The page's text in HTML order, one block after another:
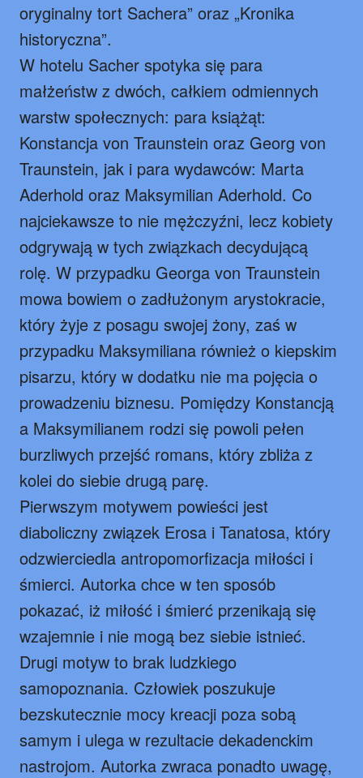
oryginalny tort Sachera” oraz „Kronika
historyczna”.
W hotelu Sacher spotyka się para
małżeństw z dwóch, całkiem odmiennych
warstw społecznych: para książąt:
Konstancja von Traunstein oraz Georg von
Traunstein, jak i para wydawców: Marta
Aderhold oraz Maksymilian Aderhold. Co
najciekawsze to nie mężczyźni, lecz kobiety
odgrywają w tych związkach decydującą
rolę. W przypadku Georga von Traunstein
mowa bowiem o zadłużonym arystokracie,
który żyje z posagu swojej żony, zaś w
przypadku Maksymiliana również o kiepskim
pisarzu, który w dodatku nie ma pojęcia o
prowadzeniu biznesu. Pomiędzy Konstancją
a Maksymilianem rodzi się powoli pełen
burzliwych przejść romans, który zbliża z
kolei do siebie drugą parę.
Pierwszym motywem powieści jest
diaboliczny związek Erosa i Tanatosa, który
odzwierciedla antropomorfizacja miłości i
śmierci. Autorka chce w ten sposób
pokazać, iż miłość i śmierć przenikają się
wzajemnie i nie mogą bez siebie istnieć.
Drugi motyw to brak ludzkiego
samopoznania. Człowiek poszukuje
bezskutecznie mocy kreacji poza sobą
samym i ulega w rezultacie dekadenckim
nastrojom. Autorka zwraca ponadto uwagę,